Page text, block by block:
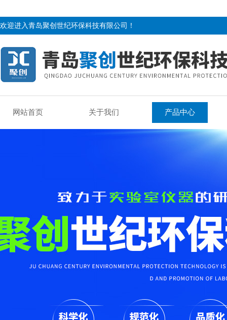
欢迎进入青岛聚创世纪环保科技有限公司！
网站首页 关于我们 产品中心